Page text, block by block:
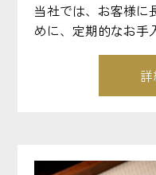
当社では、お客様に
めに、定期的なお手